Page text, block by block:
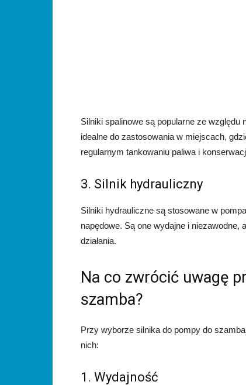
Silniki spalinowe są popularne ze względu
idealne do zastosowania w miejscach,
regularnym tankowaniu paliwa i
3. Silnik hydrauliczny
Silniki hydrauliczne są stosowane w
napędowe. Są one wydajne i
działania.
Na co zwrócić uwagę
szamba?
Przy wyborze silnika do pompy do
nich:
1. Wydajność